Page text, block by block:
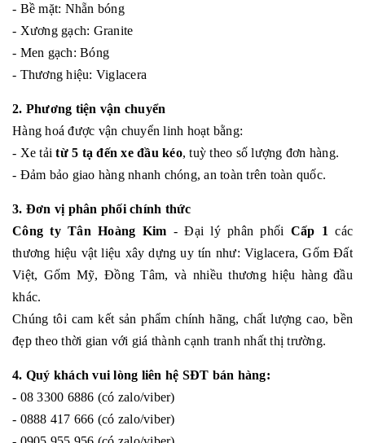
- Bề mặt: Nhẵn bóng
- Xương gạch: Granite
- Men gạch: Bóng
- Thương hiệu: Viglacera
2. Phương tiện vận chuyển
Hàng hoá được vận chuyển linh hoạt bằng:
- Xe tảitừ 5 tạ đến xe đầu kéo, tuỳ theo số lượng đơn hàng.
- Đảm bảo giao hàng nhanh chóng, an toàn trên toàn quốc.
3. Đơn vị phân phối chính thức
Công ty Tân Hoàng Kim - Đại lý phân phối Cấp 1 các
thương hiệu vật liệu xây dựng uy tín như: Viglacera, Gốm Đất
Việt, Gốm Mỹ, Đồng Tâm, và nhiều thương hiệu hàng đầu
khác.
Chúng tôi cam kết sản phẩm chính hãng, chất lượng cao, bền
đẹp theo thời gian với giá thành cạnh tranh nhất thị trường.
4. Quý khách vui lòng liên hệ SĐT bán hàng:
- 08 3300 6886 (có zalo/viber)
- 0888 417 666 (có zalo/viber)